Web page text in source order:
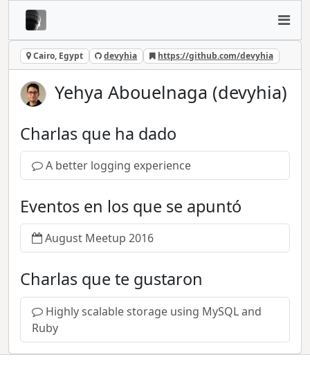
Cairo, Egypt devyhia https://github.com/devyhia
Yehya Abouelnaga (devyhia)
Charlas que ha dado
A better logging experience
Eventos en los que se apuntó
August Meetup 2016
Charlas que te gustaron
Highly scalable storage using MySQL and
Ruby